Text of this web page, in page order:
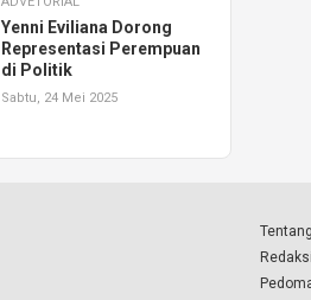
Yenni Eviliana Dorong
Representasi Perempuan
di Politik
Sabtu, 24 Mei 2025
Redaksi